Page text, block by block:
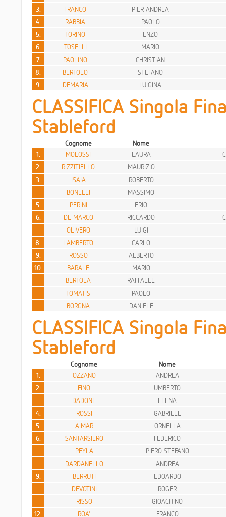
3.
FRANCO
PIER ANDREA
4.
RABBIA
PAOLO
5.
TORINO
ENZO
6.
TOSELLI
MARIO
7.
PAOLINO
CHRISTIAN
8.
BERTOLO
STEFANO
9.
DEMARIA LUIGINA
CLASSIFICA Singola
Stableford
Cognome
Nome
1.
MOLOSSI LAURA
2.
RIZZITIELLO
MAURIZIO
3.
ISAIA
ROBERTO
BONELLI
MASSIMO
5.
PERINI
ERIO
6.
DE MARCO RICCARDO
OLIVERO
LUIGI
8.
LAMBERTO
CARLO
9.
ROSSO
ALBERTO
10.
BARALE
MARIO
BERTOLA
RAFFAELE
TOMATIS
PAOLO
BORGNA
DANIELE
CLASSIFICA Singola
Stableford
Cognome
Nome
1.
OZZANO
ANDREA
2.
FINO
UMBERTO
DADONE
ELENA
4.
ROSSI
GABRIELE
5.
AIMAR
ORNELLA
6.
SANTARSIERO
FEDERICO
PEYLA
PIERO STEFANO
DARDANELLO
ANDREA
9.
BERRUTI
EDOARDO
DEVOTINI
ROGER
RISSO
GIOACHINO
12.
ROA' FRANCO